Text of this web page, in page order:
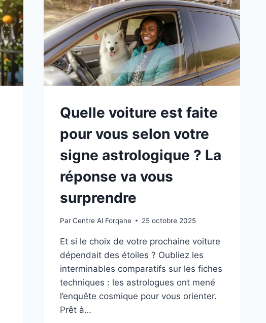
Quelle voiture est faite
pour vous selon votre
signe astrologique ? La
réponse va vous
surprendre
Par Centre Al Forqane 25 octobre 2025
Et si le choix de votre prochaine voiture
dépendait des étoiles ? Oubliez les
interminables comparatifs sur les fiches
techniques : les astrologues ont mené
l’enquête cosmique pour vous orienter.
Prêt à…